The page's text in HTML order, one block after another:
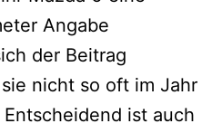
Angabe
der Beitrag
nicht so oft im Jahr
ist auch